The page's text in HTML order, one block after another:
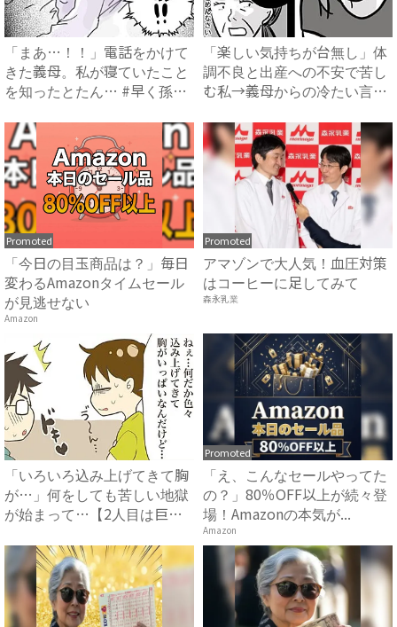
「まあ…！！」電話をかけて
きた義母。私が寝ていたこと
を知ったとたん… #早く孫
「楽しい気持ちが台無し」体
調不良と出産への不安で苦し
む私→義母からの冷たい言葉
Promoted
「今日の目玉商品は？」毎日
変わるAmazonタイムセール
が見逃せない
Amazon
Promoted
アマゾンで大人気！血圧対策
はコーヒーに足してみて
森永乳業
「いろいろ込み上げてきて胸
が…」何をしても苦しい地獄
が始まって…【2人目は巨大
Promoted
「え、こんなセールやってた
の？」80％OFF以上が続々登
場！Amazonの本気が...
Amazon